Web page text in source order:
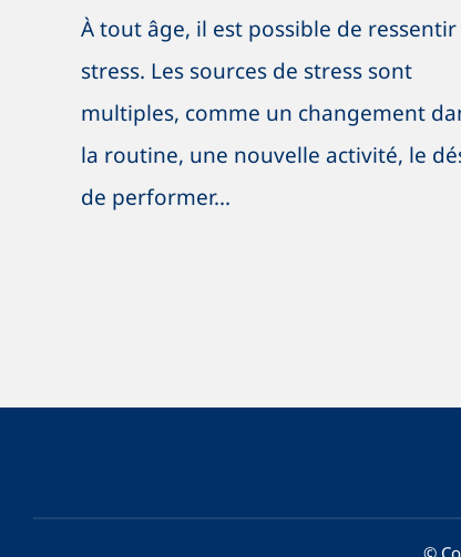
À tout âge, il est possible de
stress. Les sources de stress sont
multiples, comme un changement
la routine, une nouvelle activité, le
de performer...
©